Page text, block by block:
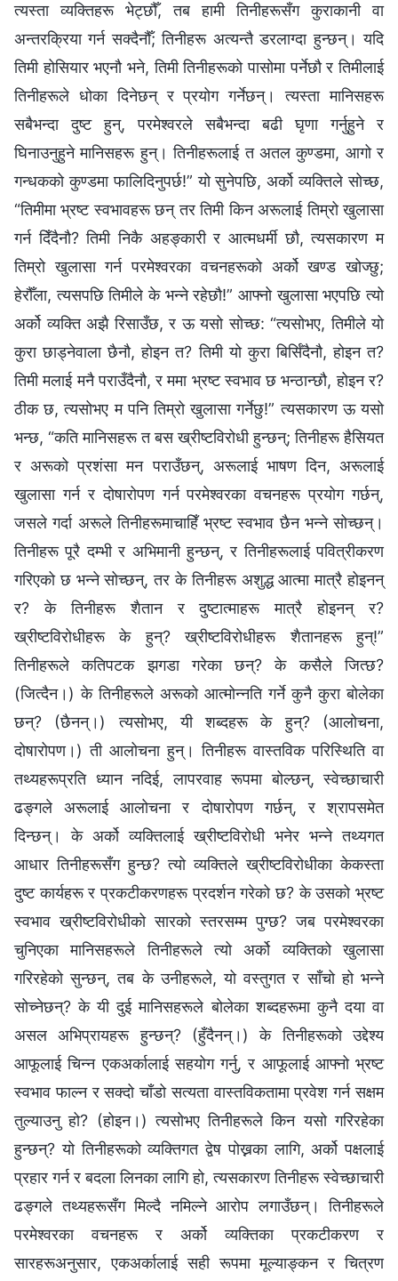
त्यस्ता व्यक्तिहरू भेट्छौँ, तब हामी तिनीहरूसँग कुराकानी वा
अन्तरक्रिया गर्न सक्दैनौँ; तिनीहरू अत्यन्तै डरलाग्दा हुन्छन्। यदि
तिमी होसियार भएनौ भने, तिमी तिनीहरूको पासोमा पर्नेछौ र तिमीलाई
तिनीहरूले धोका दिनेछन् र प्रयोग गर्नेछन्। त्यस्ता मानिसहरू
सबैभन्दा दुष्ट हुन्, परमेश्‍वरले सबैभन्दा बढी घृणा गर्नुहुने र
घिनाउनुहुने मानिसहरू हुन्। तिनीहरूलाई त अतल कुण्डमा, आगो र
गन्धकको कुण्डमा फालिदिनुपर्छ!” यो सुनेपछि, अर्को व्यक्तिले सोच्छ,
“तिमीमा भ्रष्ट स्वभावहरू छन् तर तिमी किन अरूलाई तिम्रो खुलासा
गर्न दिँदैनौ? तिमी निकै अहङ्कारी र आत्मधर्मी छौ, त्यसकारण म
तिम्रो खुलासा गर्न परमेश्‍वरका वचनहरूको अर्को खण्ड खोज्छु;
हेरौँला, त्यसपछि तिमीले के भन्‍ने रहेछौ!” आफ्नो खुलासा भएपछि त्यो
अर्को व्यक्ति अझै रिसाउँछ, र ऊ यसो सोच्छ: “त्यसोभए, तिमीले यो
कुरा छाड्नेवाला छैनौ, होइन त? तिमी यो कुरा बिर्सिँदैनौ, होइन त?
तिमी मलाई मनै पराउँदैनौ, र ममा भ्रष्ट स्वभाव छ भन्ठान्छौ, होइन र?
ठीक छ, त्यसोभए म पनि तिम्रो खुलासा गर्नेछु!” त्यसकारण ऊ यसो
भन्छ, “कति मानिसहरू त बस ख्रीष्टविरोधी हुन्छन्; तिनीहरू हैसियत
र अरूको प्रशंसा मन पराउँछन्, अरूलाई भाषण दिन, अरूलाई
खुलासा गर्न र दोषारोपण गर्न परमेश्‍वरका वचनहरू प्रयोग गर्छन्,
जसले गर्दा अरूले तिनीहरूमाचाहिँ भ्रष्ट स्वभाव छैन भन्‍ने सोच्छन्।
तिनीहरू पूरै दम्भी र अभिमानी हुन्छन्, र तिनीहरूलाई पवित्रीकरण
गरिएको छ भन्‍ने सोच्छन्, तर के तिनीहरू अशुद्ध आत्मा मात्रै होइनन्
र? के तिनीहरू शैतान र दुष्टात्माहरू मात्रै होइनन् र?
ख्रीष्टविरोधीहरू के हुन्? ख्रीष्टविरोधीहरू शैतानहरू हुन्!”
तिनीहरूले कतिपटक झगडा गरेका छन्? के कसैले जित्छ?
(जित्दैन।) के तिनीहरूले अरूको आत्मोन्नति गर्ने कुनै कुरा बोलेका
छन्? (छैनन्।) त्यसोभए, यी शब्दहरू के हुन्? (आलोचना,
दोषारोपण।) ती आलोचना हुन्। तिनीहरू वास्तविक परिस्थिति वा
तथ्यहरूप्रति ध्यान नदिई, लापरवाह रूपमा बोल्छन्, स्वेच्छाचारी
ढङ्गले अरूलाई आलोचना र दोषारोपण गर्छन्, र श्रापसमेत
दिन्छन्। के अर्को व्यक्तिलाई ख्रीष्टविरोधी भनेर भन्‍ने तथ्यगत
आधार तिनीहरूसँग हुन्छ? त्यो व्यक्तिले ख्रीष्टविरोधीका केकस्ता
दुष्ट कार्यहरू र प्रकटीकरणहरू प्रदर्शन गरेको छ? के उसको भ्रष्ट
स्वभाव ख्रीष्टविरोधीको सारको स्तरसम्म पुग्छ? जब परमेश्‍वरका
चुनिएका मानिसहरूले तिनीहरूले त्यो अर्को व्यक्तिको खुलासा
गरिरहेको सुन्छन्, तब के उनीहरूले, यो वस्तुगत र साँचो हो भन्‍ने
सोच्नेछन्? के यी दुई मानिसहरूले बोलेका शब्दहरूमा कुनै दया वा
असल अभिप्रायहरू हुन्छन्? (हुँदैनन्।) के तिनीहरूको उद्देश्य
आफूलाई चिन्‍न एकअर्कालाई सहयोग गर्नु, र आफूलाई आफ्नो भ्रष्ट
स्वभाव फाल्न र सक्दो चाँडो सत्यता वास्तविकतामा प्रवेश गर्न सक्षम
तुल्याउनु हो? (होइन।) त्यसोभए तिनीहरूले किन यसो गरिरहेका
हुन्छन्? यो तिनीहरूको व्यक्तिगत द्वेष पोख्नका लागि, अर्को पक्षलाई
प्रहार गर्न र बदला लिनका लागि हो, त्यसकारण तिनीहरू स्वेच्छाचारी
ढङ्गले तथ्यहरूसँग मिल्दै नमिल्‍ने आरोप लगाउँछन्। तिनीहरूले
परमेश्‍वरका वचनहरू र अर्को व्यक्तिका प्रकटीकरण र
सारहरूअनुसार, एकअर्कालाई सही रूपमा मूल्याङ्कन र चित्रण